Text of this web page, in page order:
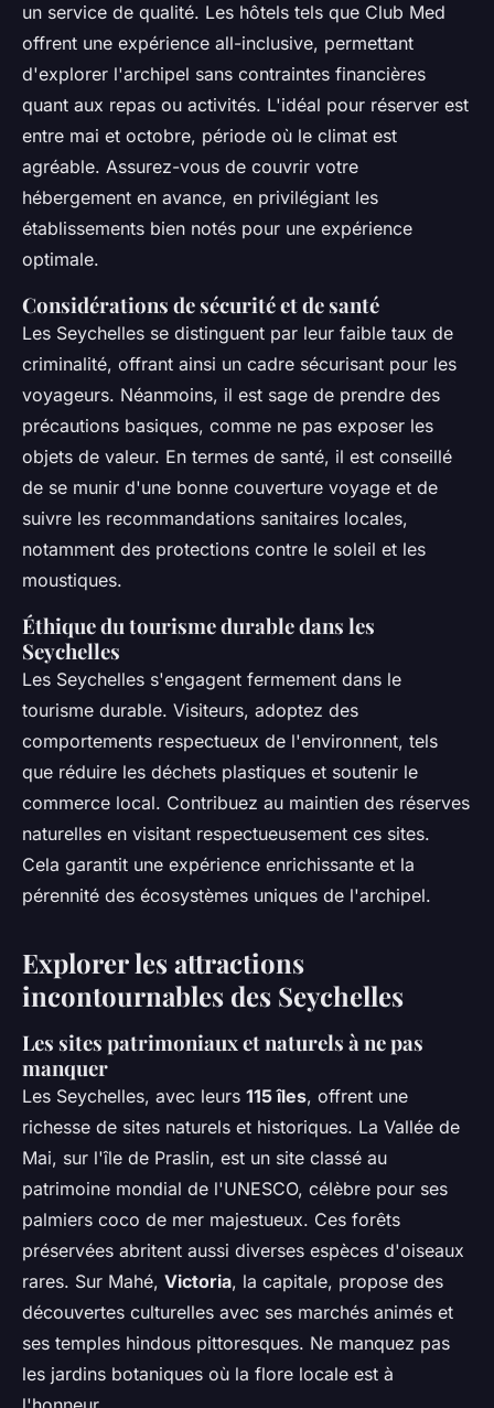
un service de qualité. Les hôtels tels que Club Med
offrent une expérience all-inclusive, permettant
d'explorer l'archipel sans contraintes financières
quant aux repas ou activités. L'idéal pour réserver est
entre mai et octobre, période où le climat est
agréable. Assurez-vous de couvrir votre
hébergement en avance, en privilégiant les
établissements bien notés pour une expérience
optimale.
Considérations de sécurité et de santé
Les Seychelles se distinguent par leur faible taux de
criminalité, offrant ainsi un cadre sécurisant pour les
voyageurs. Néanmoins, il est sage de prendre des
précautions basiques, comme ne pas exposer les
objets de valeur. En termes de santé, il est conseillé
de se munir d'une bonne couverture voyage et de
suivre les recommandations sanitaires locales,
notamment des protections contre le soleil et les
moustiques.
Éthique du tourisme durable dans les
Seychelles
Les Seychelles s'engagent fermement dans le
tourisme durable. Visiteurs, adoptez des
comportements respectueux de l'environnent, tels
que réduire les déchets plastiques et soutenir le
commerce local. Contribuez au maintien des réserves
naturelles en visitant respectueusement ces sites.
Cela garantit une expérience enrichissante et la
pérennité des écosystèmes uniques de l'archipel.
Explorer les attractions
incontournables des Seychelles
Les sites patrimoniaux et naturels à ne pas
manquer
Les Seychelles, avec leurs 115 îles, offrent une
richesse de sites naturels et historiques. La Vallée de
Mai, sur l'île de Praslin, est un site classé au
patrimoine mondial de l'UNESCO, célèbre pour ses
palmiers coco de mer majestueux. Ces forêts
préservées abritent aussi diverses espèces d'oiseaux
rares. Sur Mahé, Victoria, la capitale, propose des
découvertes culturelles avec ses marchés animés et
ses temples hindous pittoresques. Ne manquez pas
les jardins botaniques où la flore locale est à